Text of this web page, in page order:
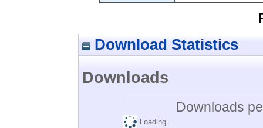
Download Statistics
Downloads
Downloads
Loading...